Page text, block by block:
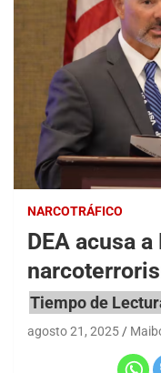
NARCOTRÁFICO
DEA acusa
agosto 21, 2025